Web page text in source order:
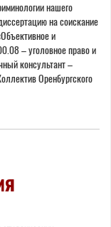
нашего
на соискание
и
– уголовное право и
консультант –
Оренбургского